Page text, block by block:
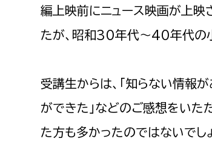
水道整備課
下水道整備課
農業委員会事務局
編上映前にニュース映画が上映
たが、昭和30年代～40年代の
受講生からは、「知らない情報
ができた」などのご感想をいた
た方も多かったのではないでし